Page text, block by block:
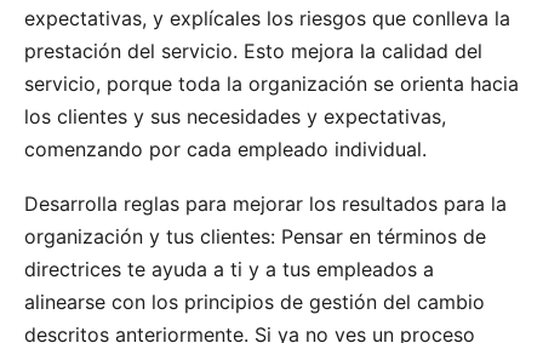
expectativas, y explícales los riesgos que conlleva la
prestación del servicio. Esto mejora la calidad del
servicio, porque toda la organización se orienta hacia
los clientes y sus necesidades y expectativas,
comenzando por cada empleado individual.
Desarrolla reglas para mejorar los resultados para la
organización y tus clientes: Pensar en términos de
directrices te ayuda a ti y a tus empleados a
alinearse con los principios de gestión del cambio
descritos anteriormente. Si ya no ves un proceso